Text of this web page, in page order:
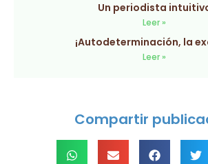
Un periodista
Leer »
¡Autodeterminación, la
Leer »
Compartir